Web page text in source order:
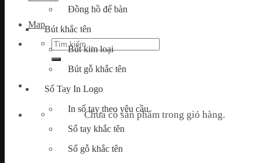
Map
Tìm
kiếm:
Chưa có sản phẩm trong giỏ hàng.
Đồng hồ để bàn
Bút khắc tên
Bút kim loại
Bút gỗ khắc tên
Sổ Tay In Logo
In sổ tay theo yêu cầu
Sổ tay khắc tên
Sổ gỗ khắc tên